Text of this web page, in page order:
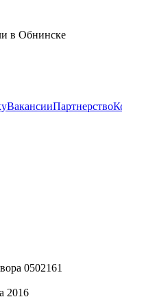
в Обнинске
ВакансииПартнерство
0502161
2016